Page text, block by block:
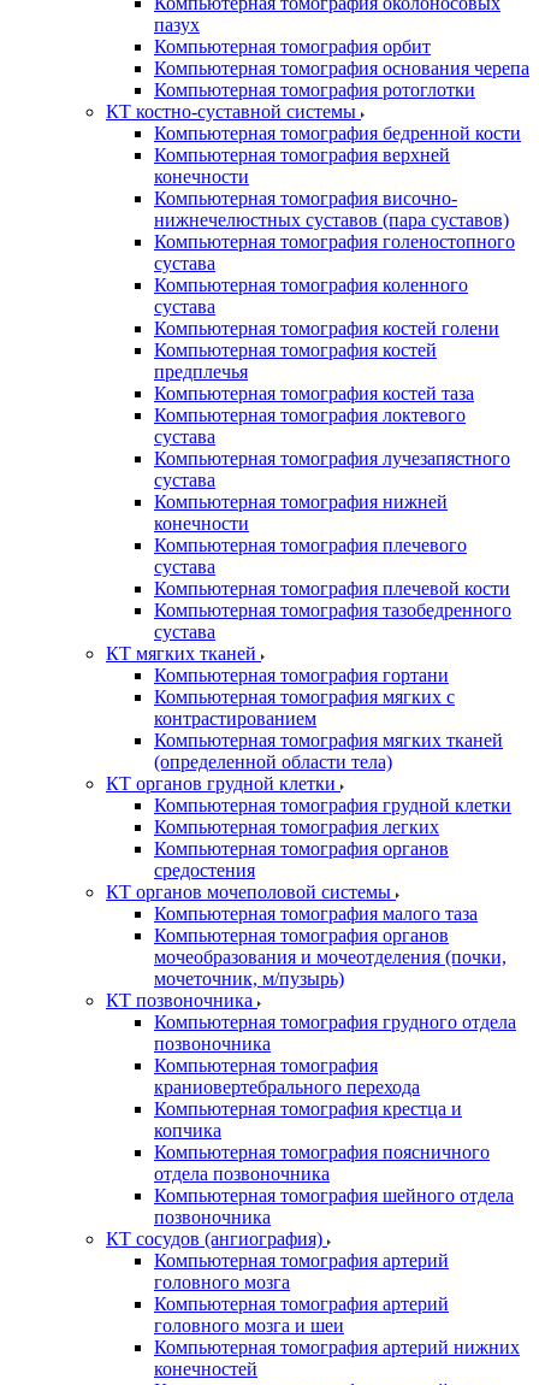
пазух
Компьютерная томография орбит
Компьютерная томография основания черепа
Компьютерная томография ротоглотки
КТ костно-суставной системы
Компьютерная томография бедренной кости
Компьютерная томография верхней
конечности
Компьютерная томография височно-
нижнечелюстных суставов (пара суставов)
Компьютерная томография голеностопного
сустава
Компьютерная томография коленного
сустава
Компьютерная томография костей голени
Компьютерная томография костей
предплечья
Компьютерная томография костей таза
Компьютерная томография локтевого
сустава
Компьютерная томография лучезапястного
сустава
Компьютерная томография нижней
конечности
Компьютерная томография плечевого
сустава
Компьютерная томография плечевой кости
Компьютерная томография тазобедренного
сустава
КТ мягких тканей
Компьютерная томография гортани
Компьютерная томография мягких с
контрастированием
Компьютерная томография мягких тканей
(определенной области тела)
КТ органов грудной клетки
Компьютерная томография грудной клетки
Компьютерная томография легких
Компьютерная томография органов
средостения
КТ органов мочеполовой системы
Компьютерная томография малого таза
Компьютерная томография органов
мочеобразования и мочеотделения (почки,
мочеточник, м/пузырь)
КТ позвоночника
Компьютерная томография грудного отдела
позвоночника
Компьютерная томография
краниовертебрального перехода
Компьютерная томография крестца и
копчика
Компьютерная томография поясничного
отдела позвоночника
Компьютерная томография шейного отдела
позвоночника
КТ сосудов (ангиография)
Компьютерная томография артерий
головного мозга
Компьютерная томография артерий
головного мозга и шеи
Компьютерная томография артерий нижних
конечностей